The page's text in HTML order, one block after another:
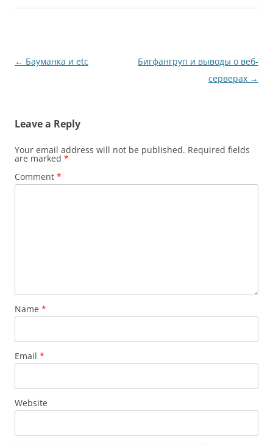
Post
← Бауманка и etc
Бигфангруп и выводы о веб-
серверах →
Leave a Reply
Your email address will not be published. Required fields
are marked *
Comment *
Name *
Email *
Website